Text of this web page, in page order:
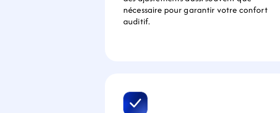
nécessaire pour garantir votre confort
auditif.